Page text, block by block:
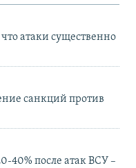
атаки существенно
санкций против
40% после атак ВСУ –